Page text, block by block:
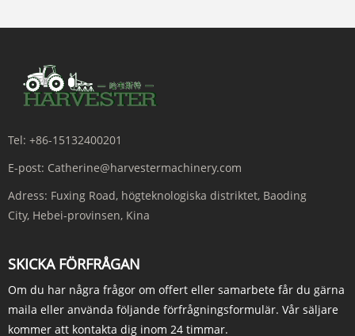
Tel: +86-15132400201
E-post: Catherine@harvestermachinery.com
Adress: Fuxing Road, högteknologiska distriktet, Baoding
City, Hebei-provinsen, Kina
SKICKA FÖRFRÅGAN
Om du har några frågor om offert eller samarbete får du gärna
maila eller använda följande förfrågningsformulär. Vår säljare
kommer att kontakta dig inom 24 timmar.